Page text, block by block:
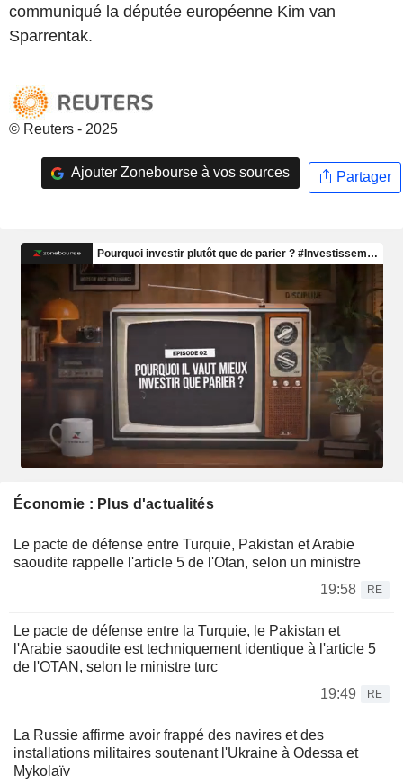
communiqué la députée européenne Kim van
Sparrentak.
© Reuters - 2025
Ajouter Zonebourse à vos sources Partager
Économie : Plus d'actualités
Le pacte de défense entre Turquie, Pakistan et Arabie
saoudite rappelle l'article 5 de l'Otan, selon un ministre
19:58
RE
Le pacte de défense entre la Turquie, le Pakistan et
l'Arabie saoudite est techniquement identique à l'article 5
de l'OTAN, selon le ministre turc
19:49
RE
La Russie affirme avoir frappé des navires et des
installations militaires soutenant l'Ukraine à Odessa et
Mykolaïv